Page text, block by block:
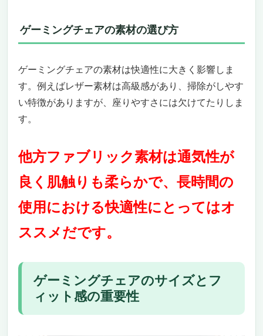
座り心地と耐久性の完璧な組み合わせ
スタイルと機能性の融合
使い勝手と環境への適応
ユーザーレビューに基づく信頼性
安心の保証とサポート
高級感あふれる素材とデザイン
信頼の保証とアフターサービス
デニム愛好者のためのスタイリッシュな選択 –
AKRacing オフィスチェア Premium Denim
デニムの耐久性とスタイル
機能性と快適さの最適バランス – AKRacing ゲ
ーミングチェア Pro-X V2
快適な座り心地と耐久性
細部にわたる調整可能性
ゲーミングチェアの素材の選び方
ゲーミングチェアの素材は快適性に大きく影響しま
す。例えばレザー素材は高級感があり、掃除がしやす
い特徴がありますが、座りやすさには欠けてたりしま
す。
他方ファブリック素材は通気性が
良く肌触りも柔らかで、長時間の
使用における快適性にとってはオ
ススメだです。
ゲーミングチェアのサイズとフ
ィット感の重要性